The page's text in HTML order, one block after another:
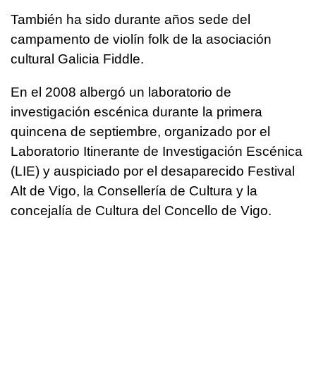
También ha sido durante años sede del
campamento de violín folk de la asociación
cultural Galicia Fiddle.
En el 2008 albergó un laboratorio de
investigación escénica durante la primera
quincena de septiembre, organizado por el
Laboratorio Itinerante de Investigación Escénica
(LIE) y auspiciado por el desaparecido Festival
Alt de Vigo, la Consellería de Cultura y la
concejalía de Cultura del Concello de Vigo.